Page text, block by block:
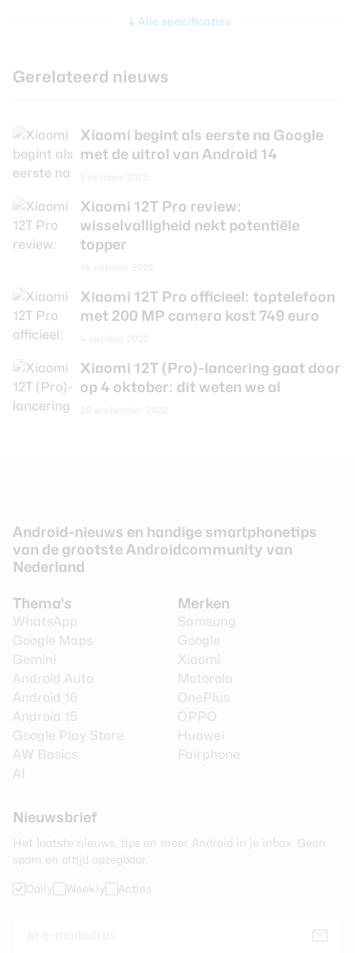
Processor en geheugen
ARM 1x Cortex-X2 & 3x Cortex-A710 &
CPU-kernen Octa Core
CPU-snelheid 3.20 GHz
Werkgeheugen 8 GB
Interne opslag
Maximaal uitbreidbaar
geheugen
Camera achterkant
Aantal lenzen
Camera 1 -
Beeldstabilisatie
Nee
Camera 1 - Digitale zoom
Camera 1 - Optische zoom Nee
Videoresolutie 3840 x 2160 (4K)
Video Framerate
Flitser
Flitstype Dual LED
Camera 2 - Type lens Groothoeklens
Camera 2 - Aantal
Camera 2 - Diafragma
Camera 2 -
Beeldstabilisatie
Nee
Camera 2 - Optische zoom
Alle specificaties
Gerelateerd nieuws
Xiaomi begint als eerste na Google
met de uitrol van Android 14
Xiaomi 12T Pro review:
wisselvalligheid nekt potentiële
topper
Xiaomi 12T Pro officieel: toptelefoon
met 200 MP camera kost 749 euro
Xiaomi 12T (Pro)-lancering gaat door
op 4 oktober: dit weten we al
Android-nieuws en handige smartphonetips
van de grootste Androidcommunity van
Nederland
Thema's
WhatsApp
Google Maps
Gemini
Android Auto
Android 16
Android 15
Google Play Store
AW Basics
AI
Merken
Samsung
Google
Xiaomi
Motorola
OnePlus
OPPO
Huawei
Fairphone
Nieuwsbrief
Het laatste nieuws, tips en meer Android in je inbox. Geen
spam en altijd opzegbaar.
Daily Weekly Acties